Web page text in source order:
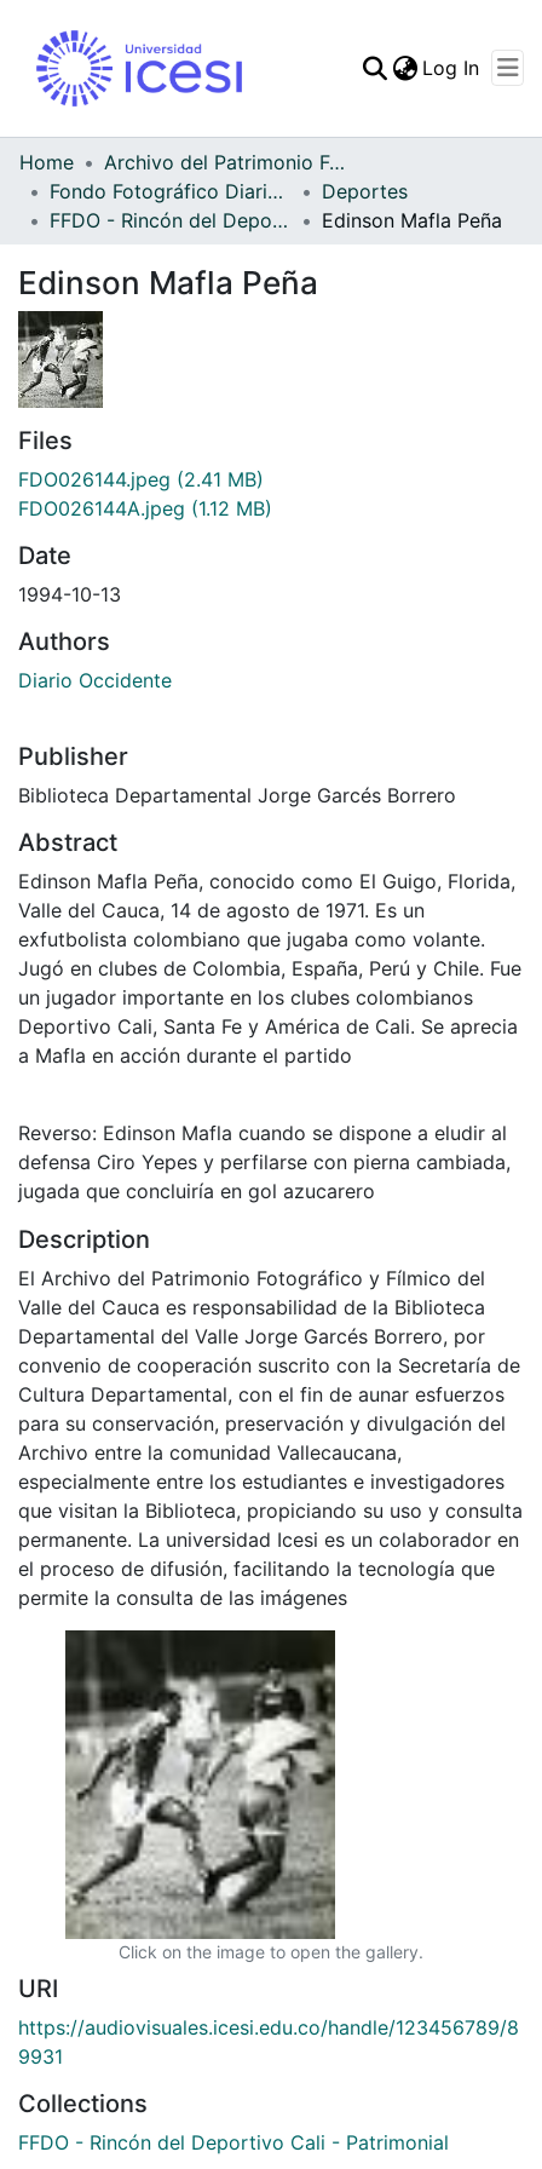
Statistics
Log In
Home
Archivo del Patrimonio Fotográfico y Fílmico del Valle del Cauca
Fondo Fotográfico Diario Occidente
Deportes
FFDO - Rincón del Deportivo Cali - Patrimonial
Edinson Mafla Peña
Edinson Mafla Peña
Files
FDO026144.jpeg (2.41 MB)
FDO026144A.jpeg (1.12 MB)
Date
1994-10-13
Authors
Diario Occidente
Publisher
Biblioteca Departamental Jorge Garcés Borrero
Abstract
Edinson Mafla Peña, conocido como El Guigo, Florida,
Valle del Cauca, 14 de agosto de 1971. Es un
exfutbolista colombiano que jugaba como volante.
Jugó en clubes de Colombia, España, Perú y Chile. Fue
un jugador importante en los clubes colombianos
Deportivo Cali, Santa Fe y América de Cali. Se aprecia
a Mafla en acción durante el partido
Reverso: Edinson Mafla cuando se dispone a eludir al
defensa Ciro Yepes y perfilarse con pierna cambiada,
jugada que concluiría en gol azucarero
Description
El Archivo del Patrimonio Fotográfico y Fílmico del
Valle del Cauca es responsabilidad de la Biblioteca
Departamental del Valle Jorge Garcés Borrero, por
convenio de cooperación suscrito con la Secretaría de
Cultura Departamental, con el fin de aunar esfuerzos
para su conservación, preservación y divulgación del
Archivo entre la comunidad Vallecaucana,
especialmente entre los estudiantes e investigadores
que visitan la Biblioteca, propiciando su uso y consulta
permanente. La universidad Icesi es un colaborador en
el proceso de difusión, facilitando la tecnología que
permite la consulta de las imágenes
Click on the image to open the gallery.
URI
https://audiovisuales.icesi.edu.co/handle/123456789/8
9931
Collections
FFDO - Rincón del Deportivo Cali - Patrimonial